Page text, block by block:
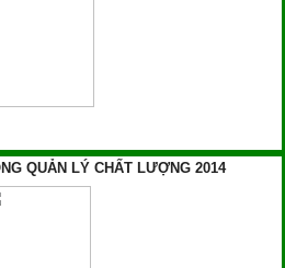
QUẢN LÝ CHẤT LƯỢNG 2014